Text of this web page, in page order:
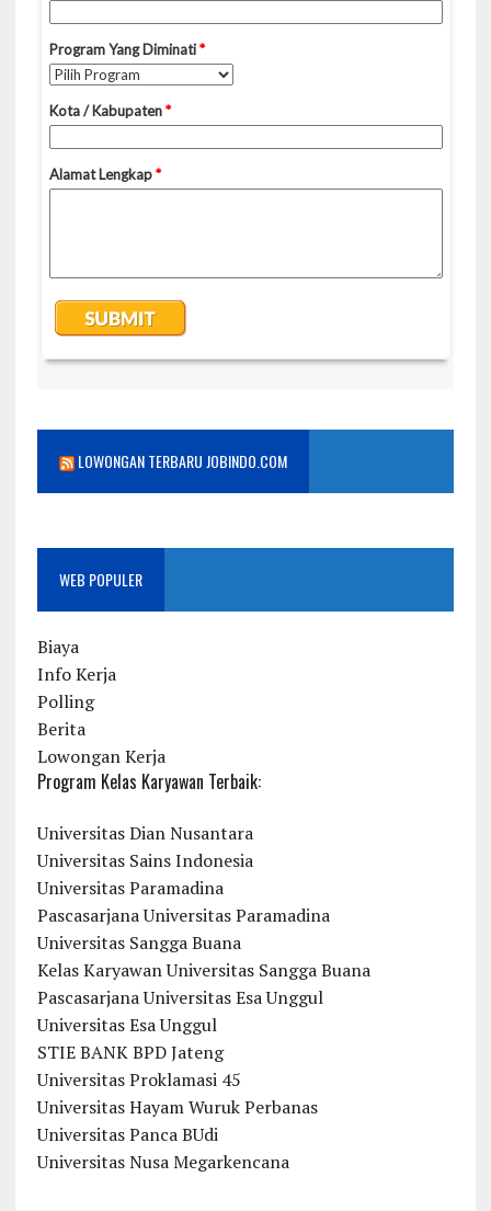
LOWONGAN TERBARU JOBINDO.COM
WEB POPULER
Biaya
Info Kerja
Polling
Berita
Lowongan Kerja
Program Kelas Karyawan Terbaik:
Universitas Dian Nusantara
Universitas Sains Indonesia
Universitas Paramadina
Pascasarjana Universitas Paramadina
Universitas Sangga Buana
Kelas Karyawan Universitas Sangga Buana
Pascasarjana Universitas Esa Unggul
Universitas Esa Unggul
STIE BANK BPD Jateng
Universitas Proklamasi 45
Universitas Hayam Wuruk Perbanas
Universitas Panca BUdi
Universitas Nusa Megarkencana